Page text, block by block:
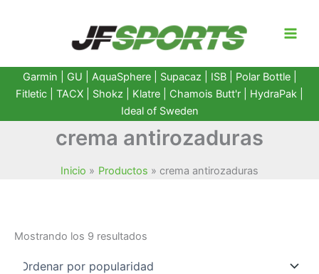
Garmin GU AquaSphere| Supacaz | ISB | Polar Bottle|
Fitletic
TACX Shokz Klatre Chamois Butt'r HydraPak
Ideal of Sweden
crema antirozaduras
Inicio Productos crema antirozaduras
Mostrando los 9 resultados